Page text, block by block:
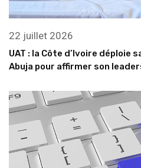
22 juillet 2026
UAT : la Côte d’Ivoire déploie
Abuja pour affirmer son